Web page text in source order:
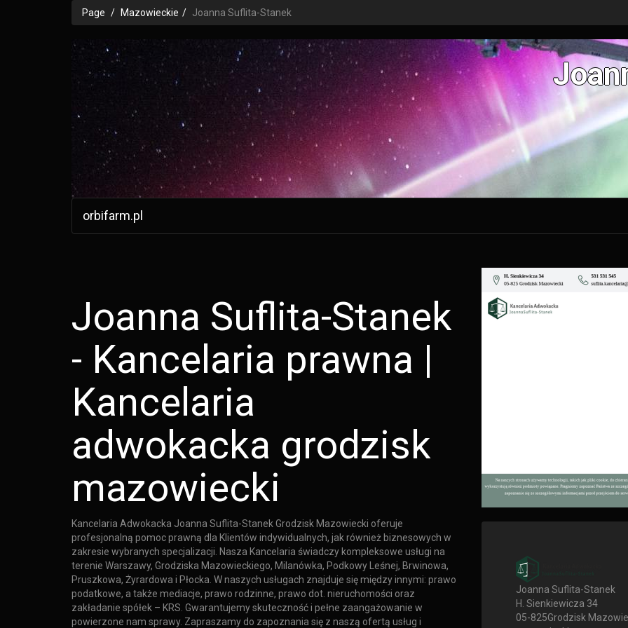
Page Mazowieckie Joanna Suflita-Stanek
orbifarm.pl
Joanna Suflita-Stanek
- Kancelaria prawna |
Kancelaria
adwokacka grodzisk
mazowiecki
Kancelaria Adwokacka Joanna Suflita-Stanek Grodzisk Mazowiecki oferuje
profesjonalną pomoc prawną dla Klientów indywidualnych, jak również biznesowych w
zakresie wybranych specjalizacji. Nasza Kancelaria świadczy kompleksowe usługi na
terenie Warszawy, Grodziska Mazowieckiego, Milanówka, Podkowy Leśnej, Brwinowa,
Pruszkowa, Żyrardowa i Płocka. W naszych usługach znajduje się między innymi: prawo
podatkowe, a także mediacje, prawo rodzinne, prawo dot. nieruchomości oraz
zakładanie spółek – KRS. Gwarantujemy skuteczność i pełne zaangażowanie w
powierzone nam sprawy. Zapraszamy do zapoznania się z naszą ofertą usług i
Joanna Suflita-Stanek
H. Sienkiewicza 34
05-825Grodzisk